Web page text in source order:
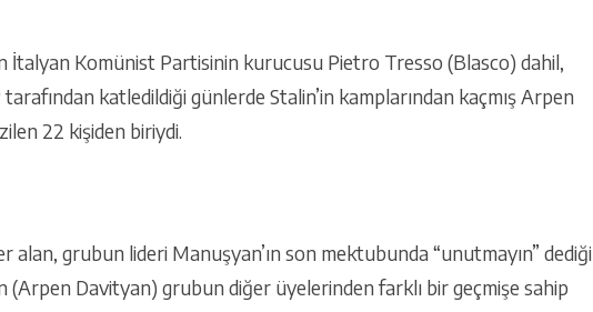
İtalyan Komünist Partisinin kurucusu Pietro Tresso (Blasco) dahil,
katledildiği günlerde Stalin’in kamplarından kaçmış Arpen
22 kişiden biriydi.
alan, grubun lideri Manuşyan’ın son mektubunda “unutmayın” dediği
(Arpen Davityan) grubun diğer üyelerinden farklı bir geçmişe sahip